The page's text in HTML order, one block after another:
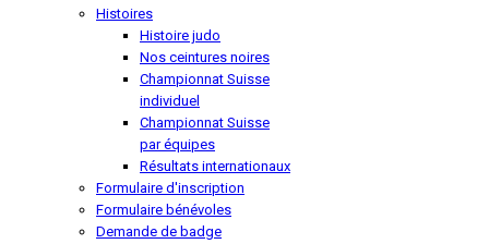
Histoires
Histoire judo
Nos ceintures noires
Championnat Suisse
individuel
Championnat Suisse
par équipes
Résultats internationaux
Formulaire d'inscription
Formulaire bénévoles
Demande de badge